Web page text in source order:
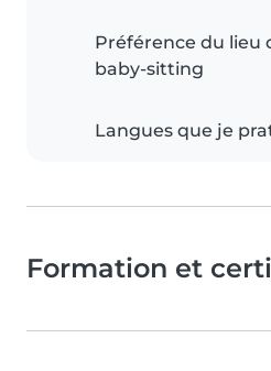
Préférence du lieu
baby-sitting
Langues que je
Formation et